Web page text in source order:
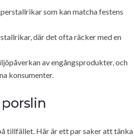
som kan matcha festens
där det ofta räcker med en
av engångsprodukter, och
konsumenter.
tillfället. Här är ett par saker att tänka